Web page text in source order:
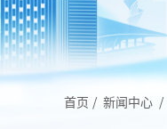
首页 / 新闻中心 /